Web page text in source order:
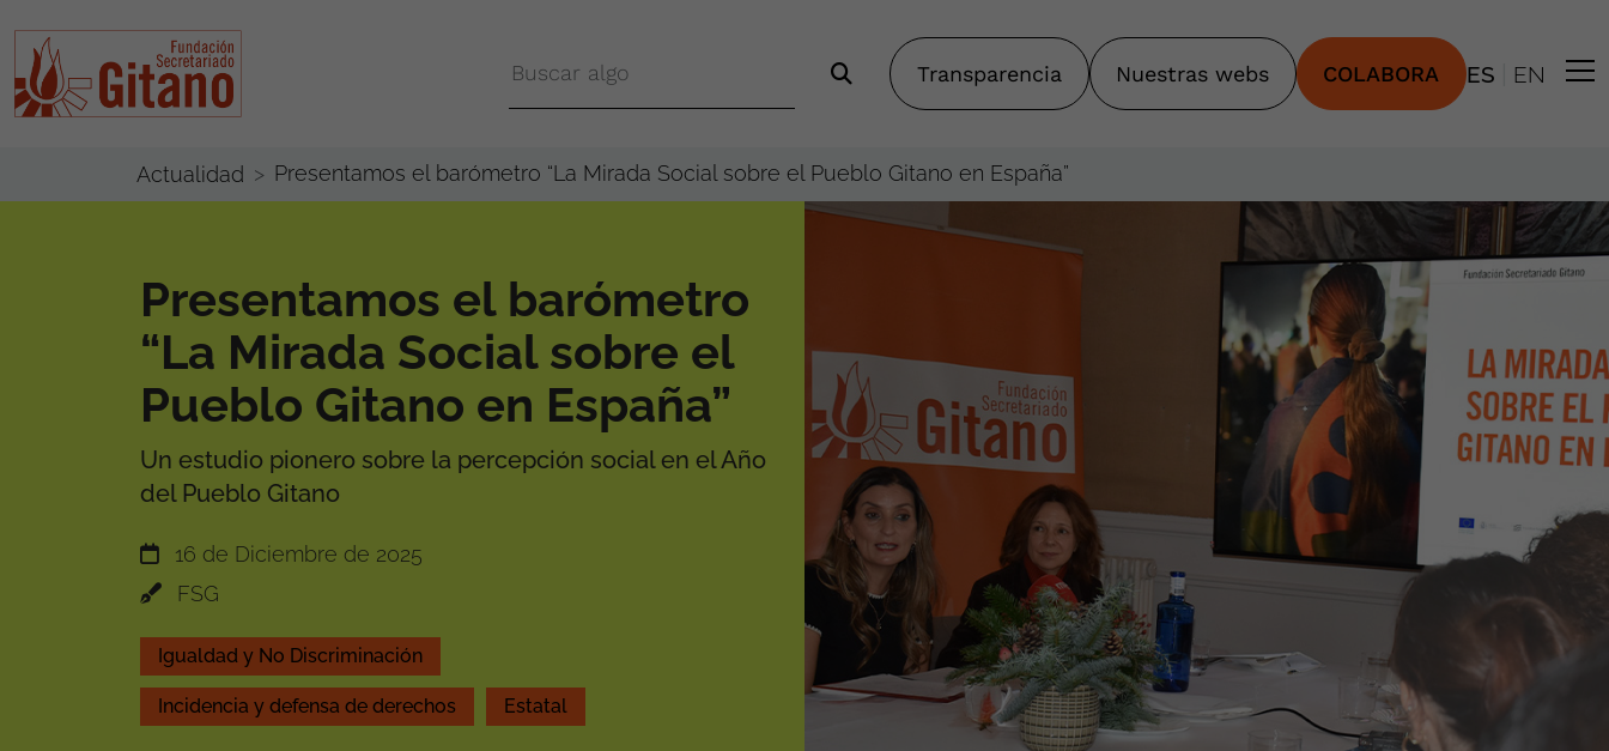
Transparencia Nuestras webs COLABORA ES EN
Actualidad Presentamos el barómetro “La Mirada Social sobre el Pueblo Gitano en España”
Presentamos el barómetro
“La Mirada Social sobre el
Pueblo Gitano en España”
Un estudio pionero sobre la percepción social en el Año
del Pueblo Gitano
16 de Diciembre de 2025
FSG
Igualdad y No Discriminación
Incidencia y defensa de derechos Estatal